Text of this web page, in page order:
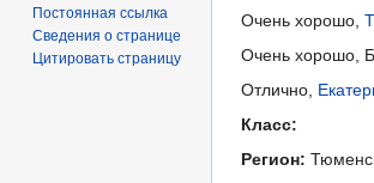
Очень хорошо,
Очень хорошо,
Отлично,
Класс:
Регион:
Постоянная ссылка
Сведения о странице
Цитировать страницу